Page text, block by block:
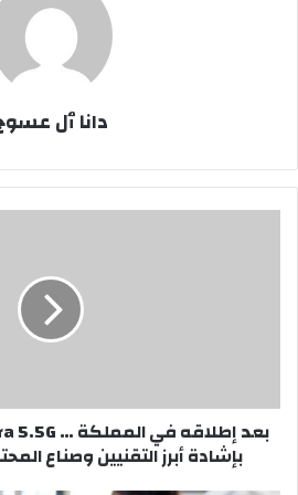
دانا ٱل
5.5G
يحظى
بإشادةبإشادة أبرز التقنيين وصناع